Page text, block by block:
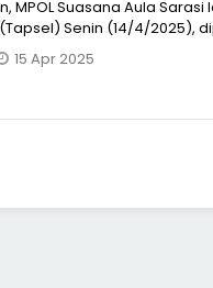
III, kantor Bupati
Tapanuli Selatan (Tapsel) Senin
15 Apr 2025